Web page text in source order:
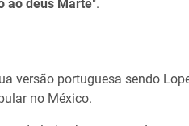
ao deus Marte".
versão portuguesa sendo
no México.